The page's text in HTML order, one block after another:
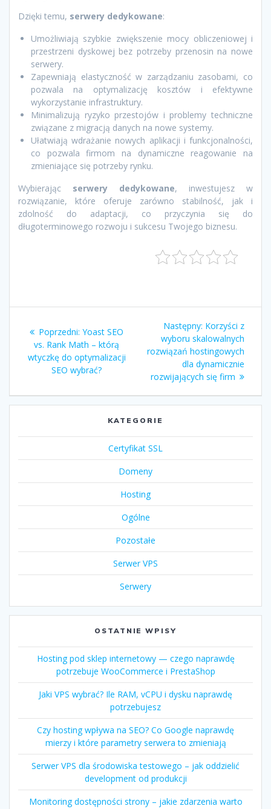
Dzięki temu, serwery dedykowane:
Umożliwiają szybkie zwiększenie mocy obliczeniowej i
przestrzeni dyskowej bez potrzeby przenosin na nowe
serwery.
Zapewniają elastyczność w zarządzaniu zasobami, co
pozwala na optymalizację kosztów i efektywne
wykorzystanie infrastruktury.
Minimalizują ryzyko przestojów i problemy techniczne
związane z migracją danych na nowe systemy.
Ułatwiają wdrażanie nowych aplikacji i funkcjonalności,
co pozwala firmom na dynamiczne reagowanie na
zmieniające się potrzeby rynku.
Wybierając serwery dedykowane, inwestujesz w
rozwiązanie, które oferuje zarówno stabilność, jak i
zdolność do adaptacji, co przyczynia się do
długoterminowego rozwoju i sukcesu Twojego biznesu.
wpisu
Poprzedni: Poprzedni
wpis:
Yoast SEO
vs. Rank Math – którą
wtyczkę do optymalizacji
SEO wybrać?
Następny: Następny
wpis:
Korzyści z
wyboru skalowalnych
rozwiązań hostingowych
dla dynamicznie
rozwijających się firm
KATEGORIE
Certyfikat SSL
Domeny
Hosting
Ogólne
Pozostałe
Serwer VPS
Serwery
OSTATNIE WPISY
Hosting pod sklep internetowy — czego naprawdę
potrzebuje WooCommerce i PrestaShop
Jaki VPS wybrać? Ile RAM, vCPU i dysku naprawdę
potrzebujesz
Czy hosting wpływa na SEO? Co Google naprawdę
mierzy i które parametry serwera to zmieniają
Serwer VPS dla środowiska testowego – jak oddzielić
development od produkcji
Monitoring dostępności strony – jakie zdarzenia warto